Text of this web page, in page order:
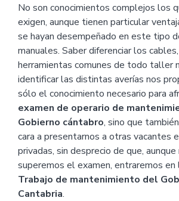
No son conocimientos complejos los
exigen, aunque tienen particular
se hayan desempeñado en este tipo
manuales. Saber diferenciar los
herramientas comunes de todo taller
identificar las distintas averías nos
sólo el conocimiento necesario para
examen de operario de
Gobierno cántabro, sino que
cara a presentarnos a otras vacantes
privadas, sin desprecio de que, aunque
superemos el examen, entraremos en
Trabajo de mantenimiento del
Cantabria.